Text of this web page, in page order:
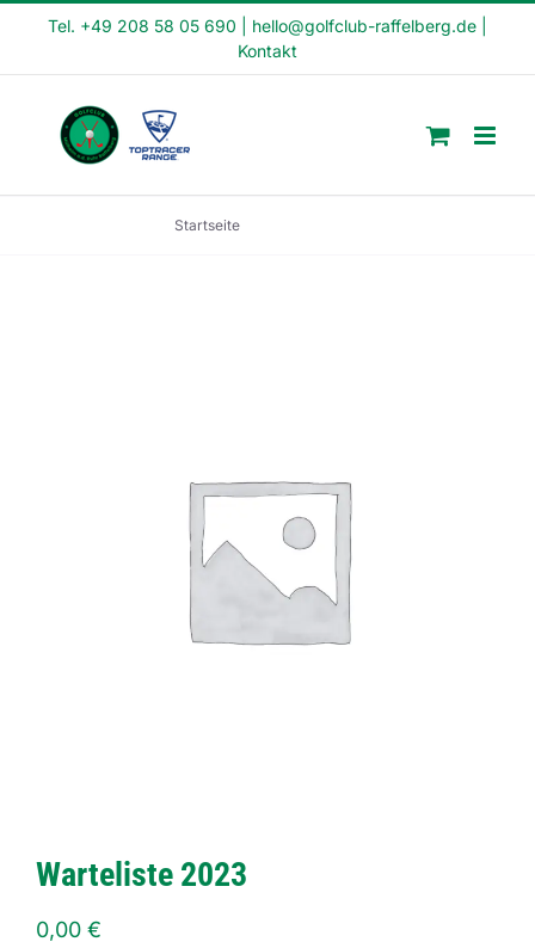
Tel. +49 208 58 05 690 hello@golfclub-raffelberg.de
Kontakt
Startseite
Warteliste 2023
0,00 €